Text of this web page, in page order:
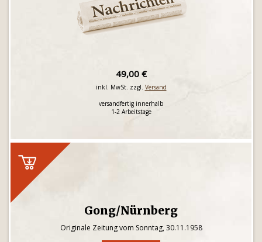
49,00 €
inkl. MwSt. zzgl. Versand
versandfertig innerhalb
1-2 Arbeitstage
Gong/Nürnberg
Originale Zeitung vom Sonntag, 30.11.1958